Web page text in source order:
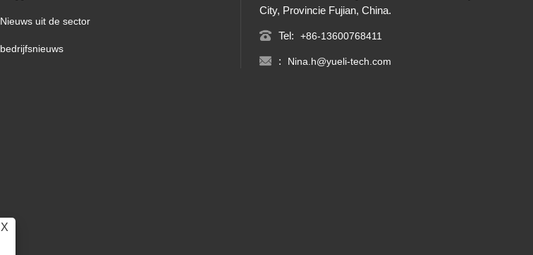
Nieuws uit de sector
bedrijfsnieuws
City, Provincie Fujian, China.
Tel: +86-13600768411
: Nina.h@yueli-tech.com
X